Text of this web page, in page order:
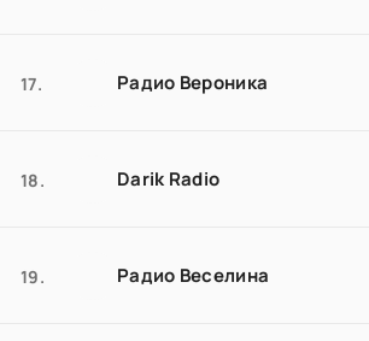
17. Радио Вероника
18. Darik Radio
19. Радио Веселина